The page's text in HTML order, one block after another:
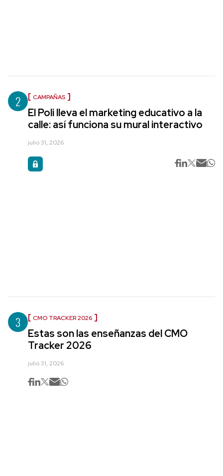
2 CAMPAÑAS
El Poli lleva el marketing educativo a la
calle: así funciona su mural interactivo
julio 31, 2026
3 CMO TRACKER 2026
Estas son las enseñanzas del CMO
Tracker 2026
julio 31, 2026